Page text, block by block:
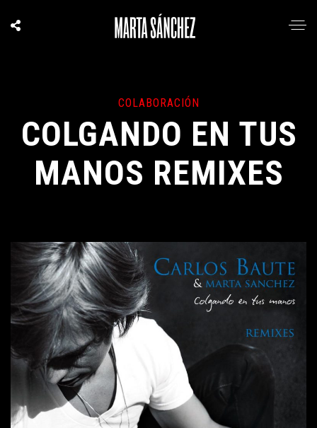
COLABORACIÓN
COLGANDO EN TUS
MANOS REMIXES